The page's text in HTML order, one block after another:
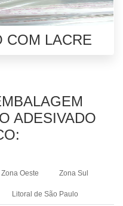
COM LACRE
ADESIVADO
Zona Oeste Zona Sul
Litoral de São Paulo